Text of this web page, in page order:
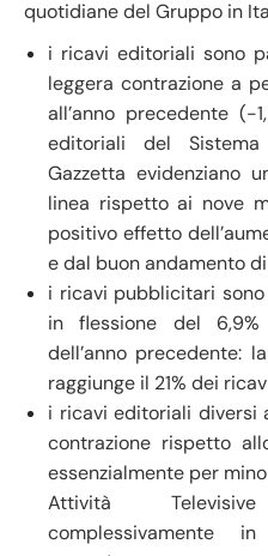
quotidiane del Gruppo in
i ricavi editoriali sono
leggera contrazione a
all’anno precedente (-
editoriali del
Gazzetta evidenziano
linea rispetto ai nove
positivo effetto
e dal buon andamento
i ricavi pubblicitari
in flessione del
dell’anno precedente:
raggiunge il 21% dei
i ricavi editoriali diversi
contrazione rispetto
essenzialmente per
Attività
complessivamente